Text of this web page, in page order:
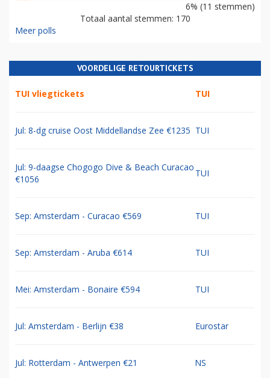
6% (11 stemmen)
Totaal aantal stemmen: 170
Meer polls
VOORDELIGE RETOURTICKETS
TUI vliegtickets TUI
Jul: 8-dg cruise Oost Middellandse Zee €1235 TUI
Jul: 9-daagse Chogogo Dive & Beach Curacao
€1056
TUI
Sep: Amsterdam - Curacao €569 TUI
Sep: Amsterdam - Aruba €614 TUI
Mei: Amsterdam - Bonaire €594 TUI
Jul: Amsterdam - Berlijn €38 Eurostar
Jul: Rotterdam - Antwerpen €21 NS